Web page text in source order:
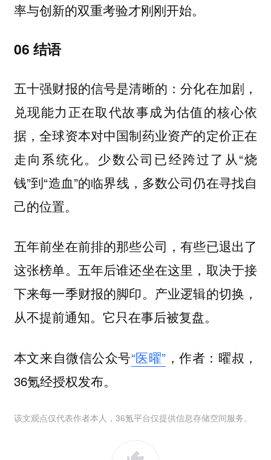
率与创新的双重考验才刚刚开始。
06 结语
五十强财报的信号是清晰的：分化在加剧，
兑现能力正在取代故事成为估值的核心依
据，全球资本对中国制药业资产的定价正在
走向系统化。少数公司已经跨过了从“烧
钱”到“造血”的临界线，多数公司仍在寻找自
己的位置。
五年前坐在前排的那些公司，有些已退出了
这张榜单。五年后谁还坐在这里，取决于接
下来每一季财报的脚印。产业逻辑的切换，
从不提前通知。它只在事后被复盘。
本文来自微信公众号“医曜” ，作者：曜叔，
36氪经授权发布。
该文观点仅代表作者本人，36氪平台仅提供信息存储空间服务。